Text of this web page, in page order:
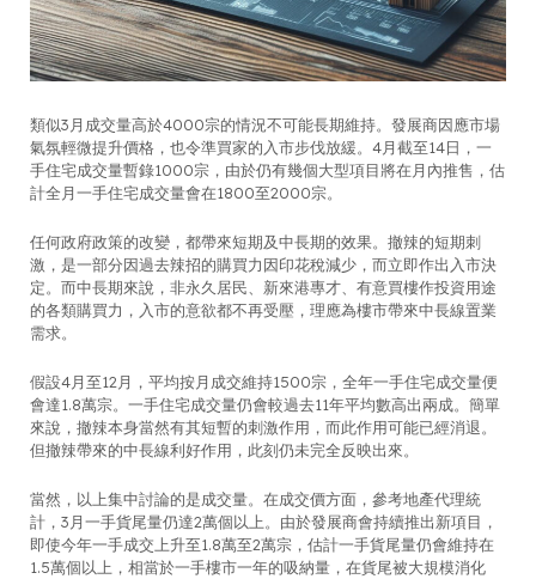
類似3月成交量高於4000宗的情況不可能長期維持。發展商因應市場
氣氛輕微提升價格，也令準買家的入市步伐放緩。4月截至14日，一
手住宅成交量暫錄1000宗，由於仍有幾個大型項目將在月內推售，估
計全月一手住宅成交量會在1800至2000宗。
任何政府政策的改變，都帶來短期及中長期的效果。撤辣的短期刺
激，是一部分因過去辣招的購買力因印花稅減少，而立即作出入市決
定。而中長期來說，非永久居民、新來港專才、有意買樓作投資用途
的各類購買力，入市的意欲都不再受壓，理應為樓市帶來中長線置業
需求。
假設4月至12月，平均按月成交維持1500宗，全年一手住宅成交量便
會達1.8萬宗。一手住宅成交量仍會較過去11年平均數高出兩成。簡單
來說，撤辣本身當然有其短暫的刺激作用，而此作用可能已經消退。
但撤辣帶來的中長線利好作用，此刻仍未完全反映出來。
當然，以上集中討論的是成交量。在成交價方面，參考地產代理統
計，3月一手貨尾量仍達2萬個以上。由於發展商會持續推出新項目，
即使今年一手成交上升至1.8萬至2萬宗，估計一手貨尾量仍會維持在
1.5萬個以上，相當於一手樓市一年的吸納量，在貨尾被大規模消化